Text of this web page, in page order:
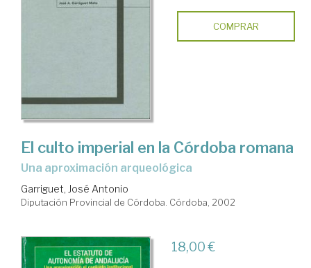
COMPRAR
El culto imperial en la Córdoba romana
una aproximación arqueológica
Garriguet, José Antonio
Diputación Provincial de Córdoba. Córdoba, 2002
18,00 €